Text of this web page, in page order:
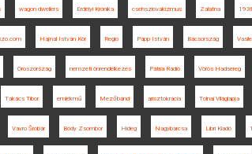
wagon dwellers Erdélyi Krónika csehszlovakizmus Zalatna
Hajnal István Kör Regio Papp István Bácsország
Oroszország nemzeti önrendelkezés Pátria Rádió Vörös Hadsereg
Takács Tibor emlékmű Mezőbánd arisztokrácia Tolnai Világlapja
Vavro Šrobár Bódy Zsombor Hideg Nagybarcsa Libri Kiadó